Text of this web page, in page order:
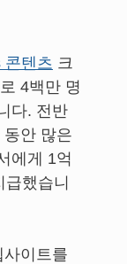
콘텐츠 크
4백만 명
다. 전반
안 많은
에게 1억
했습니
이트를